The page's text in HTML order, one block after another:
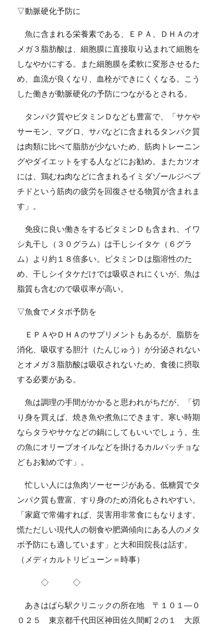
▽動脈硬化予防に
魚に含まれる栄養素である、ＥＰＡ、ＤＨＡのオ
メガ３脂肪酸は、細胞膜に直接取り込まれて細胞を
しなやかにする。また細胞膜を柔軟に変形させるた
め、血流が良くなり、血栓ができにくくなる。こう
した働きが動脈硬化の予防につながるとされる。
タンパク質やビタミンＤなども豊富で、「サケや
サーモン、マグロ、サバなどに含まれるタンパク質
は肉類に比べて脂肪が少ないため、筋肉トレーニン
グやダイエットをする人などにお勧め。またカツオ
には、鶏むね肉などに含まれるイミダゾールジペプ
チドという筋肉の疲労を回復させる物質が含まれま
す」。
免疫に良い働きをするビタミンＤも含まれ、イワ
シ丸干し（３０グラム）は干しシイタケ（６グラ
ム）より約１８倍多い。ビタミンＤは脂溶性のた
め、干しシイタケだけでは吸収されにくいが、魚は
脂質も含むので吸収率が高い。
▽魚食でメタボ予防を
ＥＰＡやＤＨＡのサプリメントもあるが、脂肪を
消化、吸収する胆汁（たんじゅう）が分泌されない
とオメガ３脂肪酸は吸収されないため、食後に摂取
する必要がある。
魚は調理の手間がかかると思われがちだが、「切
り身を買えば、焼き魚や煮魚にできます。寒い時期
ならタラやサケなどの鍋にしてもいいでしょう。生
の魚にオリーブオイルなどを掛けるカルパッチョな
どもお勧めです」。
忙しい人には魚肉ソーセージがある。低糖質でタ
ンパク質も豊富、すり身のため消化もされやすい。
「家庭で常備すれば、災害用非常食にもなります。
慌ただしい現代人の朝食や肥満傾向にある人のメタ
ボ予防にも適しています」と大和田院長は話す。
（メディカルトリビューン＝時事）
◇ ◇
あきはばら駅クリニックの所在地 〒１０１―０
０２５ 東京都千代田区神田佐久間町２の１ 大原